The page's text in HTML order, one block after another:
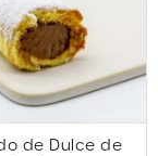
de Dulce de